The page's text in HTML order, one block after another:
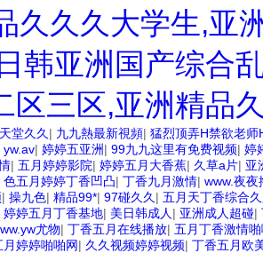
久久久大学生,亚
韩亚洲国产综合
区三区,亚洲精品
堂久久 | 九九熱最新視頻| 猛烈顶弄H禁欲老师
yw.av| 婷婷五亚洲| 99九九这里有免费视频| 婷
| 五月婷婷影院| 婷婷五月大香蕉| 久草a片| 亚
色五月婷婷丁香凹凸| 丁香九月激情| www.夜夜
| 操九色| 精品99*| 97碰久久 | 五月天丁香综合
婷婷五月丁香基地| 美日韩成人 | 亚洲成人超碰|
尤物| 丁香五月在线播放| 五月丁香激情
月婷婷啪啪网| 久久视频婷婷视频| 丁香五月欧